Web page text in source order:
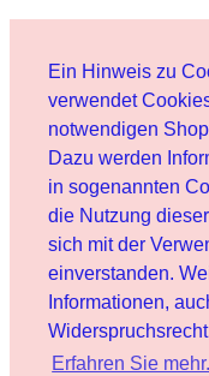
Ein Hinweis zu
verwendet
notwendigen
Dazu werden
in sogenannten
die Nutzung
sich mit der
einverstanden.
Informationen,
Erfahren Sie mehr.
Client
Service